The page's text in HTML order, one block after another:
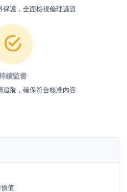
保護，全面檢視倫理議題
續監督
追蹤，確保符合核准內容
值